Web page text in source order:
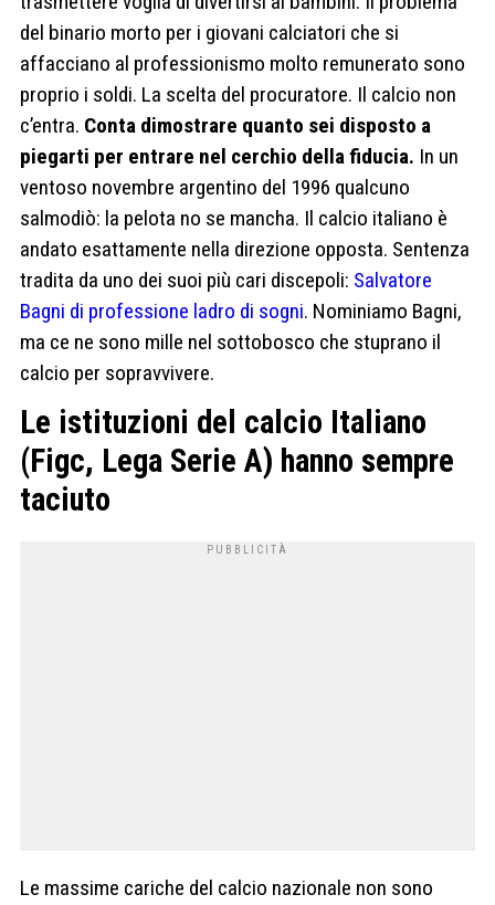
del binario morto per i giovani calciatori che si
affacciano al professionismo molto remunerato sono
proprio i soldi. La scelta del procuratore. Il calcio non
c’entra. Conta dimostrare quanto sei disposto a
piegarti per entrare nel cerchio della fiducia. In un
ventoso novembre argentino del 1996 qualcuno
salmodiò: la pelota no se mancha. Il calcio italiano è
andato esattamente nella direzione opposta. Sentenza
tradita da uno dei suoi più cari discepoli: Salvatore
Bagni di professione ladro di sogni. Nominiamo Bagni,
ma ce ne sono mille nel sottobosco che stuprano il
calcio per sopravvivere.
Le istituzioni del calcio Italiano
(Figc, Lega Serie A) hanno sempre
taciuto
Le massime cariche del calcio nazionale non sono